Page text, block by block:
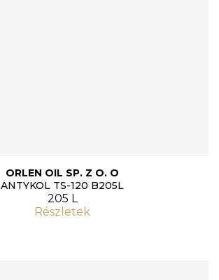
ORLEN OIL SP. Z O. O
ANTYKOL TS-120 B205L
205 L
Részletek